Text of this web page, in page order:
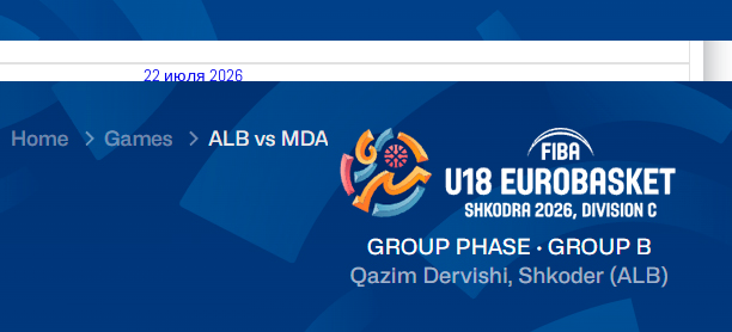
22 июля 2026
23.07.2026 Albania vs Moldova FIBA U18 EuroBasket 2026,
Division C
Читать далее